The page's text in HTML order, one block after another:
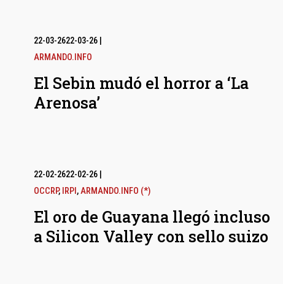
22-03-2622-03-26|
ARMANDO.INFO
El Sebin mudó el horror a ‘La
Arenosa’
22-02-2622-02-26|
OCCRP, IRPI ,ARMANDO.INFO (*)
El oro de Guayana llegó incluso
a Silicon Valley con sello suizo